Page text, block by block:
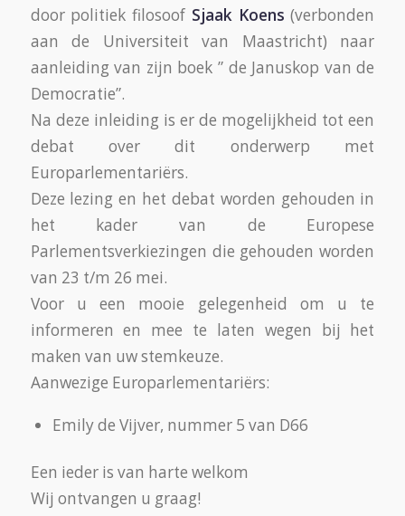
door politiek filosoof Sjaak Koens (verbonden
aan de Universiteit van Maastricht) naar
aanleiding van zijn boek ” de Januskop van de
Democratie”.
Na deze inleiding is er de mogelijkheid tot een
debat over dit onderwerp met
Europarlementariërs.
Deze lezing en het debat worden gehouden in
het kader van de Europese
Parlementsverkiezingen die gehouden worden
van 23 t/m 26 mei.
Voor u een mooie gelegenheid om u te
informeren en mee te laten wegen bij het
maken van uw stemkeuze.
Aanwezige Europarlementariërs:
Emily de Vijver, nummer 5 van D66
Een ieder is van harte welkom
Wij ontvangen u graag!